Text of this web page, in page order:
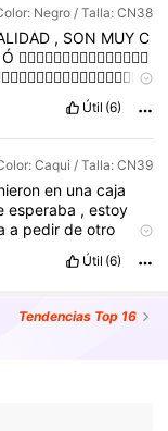
Negro / Talla: CN38
, SON MUY C
Ó 👌🏻🤩👌🏻🤩👌🏻🤩👌🏻🤩👌🏻🤩
Útil (6)
Caqui / Talla: CN39
en una caja
esperaba ,estoy
a pedirdeotro
Útil (6)
Tendencias Top 16